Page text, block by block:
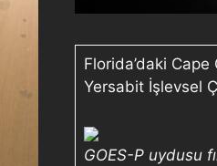
Florida’daki
Yersabit İşlevsel
GOES-P uydusu